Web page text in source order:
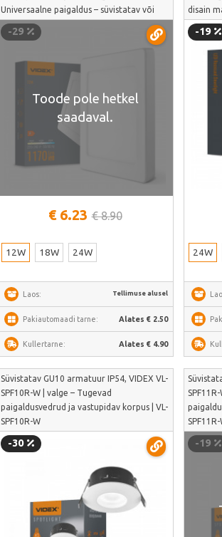
Universaalne paigaldus – süvistatav või
pinnapealne | VL-DL6S-12CW
-29
Toode pole hetkel
saadaval.
€ 6.23 € 8.90
12W 18W 24W
Laos: Tellimuse alusel
Pakiautomaadi tarne: Alates € 2.50
Kullertarne: Alates € 4.90
disain
-19
24W
Süvistatav GU10 armatuur IP54, VIDEX VL-
SPF10R-W | valge – Tugevad
paigaldusvedrud ja vastupidav korpus | VL-
SPF10R-W
-30
SPF11R-
-19